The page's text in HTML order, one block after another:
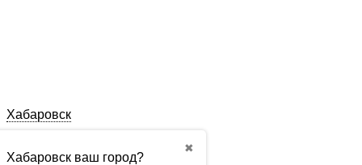
Хабаровск
✖
Хабаровск ваш город?